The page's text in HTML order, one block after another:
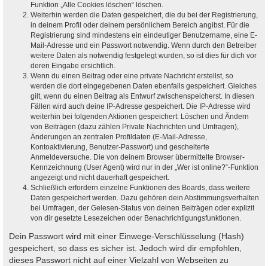
Funktion „Alle Cookies löschen“ löschen.
Weiterhin werden die Daten gespeichert, die du bei der Registrierung,
in deinem Profil oder deinem persönlichem Bereich angibst. Für die
Registrierung sind mindestens ein eindeutiger Benutzername, eine E-
Mail-Adresse und ein Passwort notwendig. Wenn durch den Betreiber
weitere Daten als notwendig festgelegt wurden, so ist dies für dich vor
deren Eingabe ersichtlich.
Wenn du einen Beitrag oder eine private Nachricht erstellst, so
werden die dort eingegebenen Daten ebenfalls gespeichert. Gleiches
gilt, wenn du einen Beitrag als Entwurf zwischenspeicherst. In diesen
Fällen wird auch deine IP-Adresse gespeichert. Die IP-Adresse wird
weiterhin bei folgenden Aktionen gespeichert: Löschen und Ändern
von Beiträgen (dazu zählen Private Nachrichten und Umfragen),
Änderungen an zentralen Profildaten (E-Mail-Adresse,
Kontoaktivierung, Benutzer-Passwort) und gescheiterte
Anmeldeversuche. Die von deinem Browser übermittelte Browser-
Kennzeichnung (User Agent) wird nur in der „Wer ist online?“-Funktion
angezeigt und nicht dauerhaft gespeichert.
Schließlich erfordern einzelne Funktionen des Boards, dass weitere
Daten gespeichert werden. Dazu gehören dein Abstimmungsverhalten
bei Umfragen, der Gelesen-Status von deinen Beiträgen oder explizit
von dir gesetzte Lesezeichen oder Benachrichtigungsfunktionen.
Dein Passwort wird mit einer Einwege-Verschlüsselung (Hash)
gespeichert, so dass es sicher ist. Jedoch wird dir empfohlen,
dieses Passwort nicht auf einer Vielzahl von Webseiten zu